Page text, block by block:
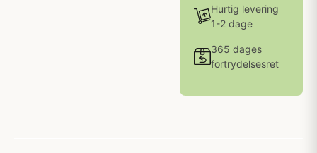
Hurtig levering
1-2 dage
365 dages
fortrydelsesret